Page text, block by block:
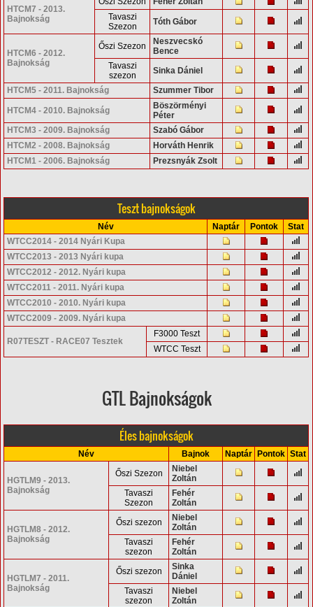
HTCM7 - 2013.
Bajnokság
Tavaszi
Szezon
Tóth Gábor
HTCM6 - 2012.
Bajnokság
Őszi Szezon
Neszvecskó
Bence
Tavaszi
szezon
Sinka Dániel
HTCM5 - 2011. Bajnokság
Szummer Tibor
HTCM4 - 2010. Bajnokság
Böszörményi
Péter
HTCM3 - 2009. Bajnokság
Szabó Gábor
HTCM2 - 2008. Bajnokság
Horváth Henrik
HTCM1 - 2006. Bajnokság
Prezsnyák Zsolt
Teszt bajnokságok
Név Naptár Pontok
Stat
WTCC2014 - 2014 Nyári Kupa
WTCC2013 - 2013 Nyári kupa
WTCC2012 - 2012. Nyári kupa
WTCC2011 - 2011. Nyári kupa
WTCC2010 - 2010. Nyári kupa
WTCC2009 - 2009. Nyári kupa
R07TESZT - RACE07 Tesztek
F3000 Teszt
WTCC Teszt
GTL Bajnokságok
Éles bajnokságok
Név Bajnok Naptár Pontok Stat
HGTLM9 - 2013.
Bajnokság
Őszi Szezon
Niebel
Zoltán
Tavaszi
Szezon
Fehér
Zoltán
HGTLM8 - 2012.
Bajnokság
Őszi szezon
Niebel
Zoltán
Tavaszi
szezon
Fehér
Zoltán
HGTLM7 - 2011.
Bajnokság
Őszi szezon
Sinka
Dániel
Tavaszi
szezon
Niebel
Zoltán